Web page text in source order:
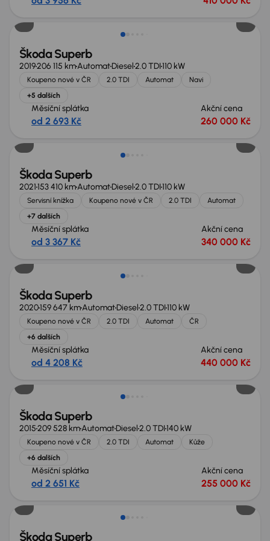
Škoda Superb
2019206 115 kmAutomatDiesel2.0 TDI110 kW
Koupeno nové v ČR 2.0 TDI Automat
Navi
+5 dalších
Měsíční splátka
od 2 693 Kč
Akční cena
260 000 Kč
Zlevněno o 40 000 Kč
Škoda Superb
2021153 410 kmAutomatDiesel2.0 TDI110 kW
Servisní knížka Koupeno nové v ČR 2.0 TDI
Automat
+7 dalších
Měsíční splátka
od 3 367 Kč
Akční cena
340 000 Kč
Škoda Superb
2020159 647 kmAutomatDiesel2.0 TDI110 kW
Koupeno nové v ČR 2.0 TDI Automat
ČR
+6 dalších
Měsíční splátka
od 4 208 Kč
Akční cena
440 000 Kč
Zlevněno o 15 000 Kč
Škoda Superb
2015209 528 kmAutomatDiesel2.0 TDI140 kW
Koupeno nové v ČR 2.0 TDI Automat
Kůže
+6 dalších
Měsíční splátka
od 2 651 Kč
Akční cena
255 000 Kč
Možnost odpočtu DPH
Škoda Superb